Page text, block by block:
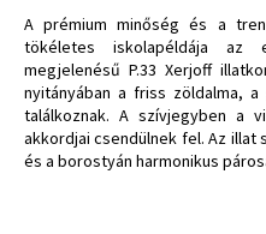
A prémium minőség és a
tökéletes iskolapéldája az
megjelenésű P.33 Xerjoff
nyitányában a friss zöldalma,
találkoznak. A szívjegyben a
akkordjai csendülnek fel. Az illat
és a borostyán harmonikus